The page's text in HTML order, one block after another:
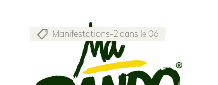
Manifestations-2 dans le 06